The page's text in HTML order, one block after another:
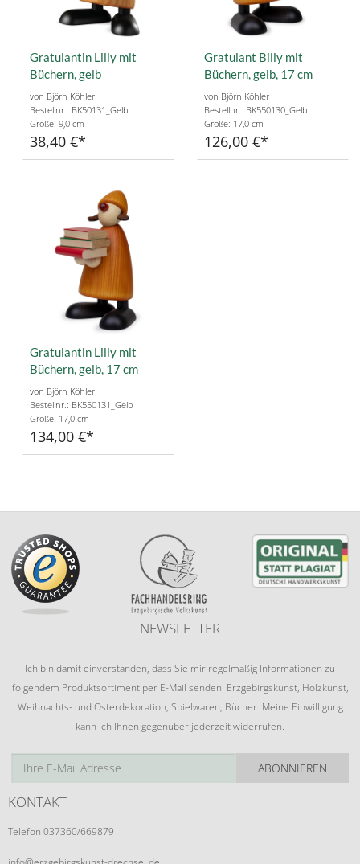
Gratulantin Lilly mit
Büchern, gelb
von Björn Köhler
Bestellnr.: BK50131_Gelb
Größe: 9,0 cm
38,40 €
Gratulant Billy mit
Büchern, gelb, 17 cm
von Björn Köhler
Bestellnr.: BK550130_Gelb
Größe: 17,0 cm
126,00 €
Gratulantin Lilly mit
Büchern, gelb, 17 cm
von Björn Köhler
Bestellnr.: BK550131_Gelb
Größe: 17,0 cm
134,00 €
NEWSLETTER
Ich bin damit einverstanden, dass Sie mir regelmäßig Informationen zu
folgendem Produktsortiment per E-Mail senden: Erzgebirgskunst, Holzkunst,
Weihnachts- und Osterdekoration, Spielwaren, Bücher. Meine Einwilligung
kann ich Ihnen gegenüber jederzeit widerrufen.
ABONNIEREN
KONTAKT
Telefon 037360/669879